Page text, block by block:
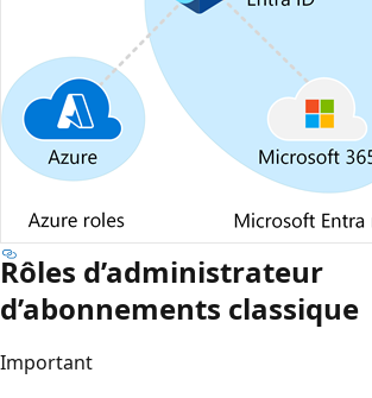
Rôles d’administrateur
d’abonnements classique
Important